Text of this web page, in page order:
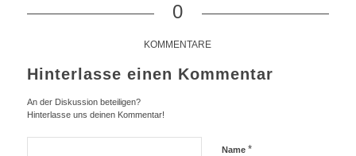
0
KOMMENTARE
Hinterlasse einen Kommentar
An der Diskussion beteiligen?
Hinterlasse uns deinen Kommentar!
Name *